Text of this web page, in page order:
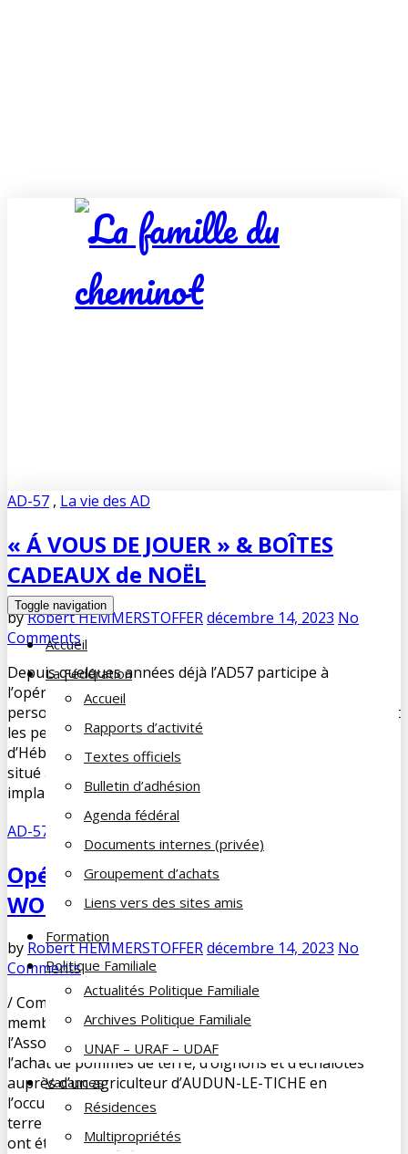
Toggle navigation
Accueil
La Fédération
Accueil
Rapports d’activité
Textes officiels
Bulletin d’adhésion
Agenda fédéral
Documents internes (privée)
Groupement d’achats
Liens vers des sites amis
Formation
Politique Familiale
Actualités Politique Familiale
Archives Politique Familiale
UNAF – URAF – UDAF
Vacances
Résidences
Multipropriétés
AD-57 , La vie des AD
« Á VOUS DE JOUER » & BOÎTES
CADEAUX de NOËL
byRobert HEMMERSTOFFERdécembre 14, 2023 No
Comments
Depuis quelques années déjà l’AD57 participe à
l’opération « Boîtes cadeaux de Noël » destinée aux
personnes suivies par l’UDAF de la Moselle et notamment
les personnes hébergées en CHRS/ Centre
d’Hébergement et de Réinsertion Sociale. Le CHRS CAZAL
situé à SARREGUEMINES et le CHRS Emmanuel BRESSON
implanté à BETTING. Cette année et pour la 1ère fois […]
AD-57
Opération tubercules au Triage de
WOIPPY
by Robert HEMMERSTOFFERdécembre 14, 2023 No
Comments
/ Comme chaque année Carmen et Denis MAHLER,
membres du GAF/ Groupement d’Achat Familial de
l’Association Départementale de la Moselle ont procédé à
l’achat de pommes de terre, d’oignons et d’échalotes
auprès d’un agriculteur d’AUDUN-LE-TICHE en
l’occurrence la Ferme HIRPS.Cinq variétés de pommes de
terre (charlotte, Bernadette, Désiré, Monalisa et Ukama)
ont été mises à […]